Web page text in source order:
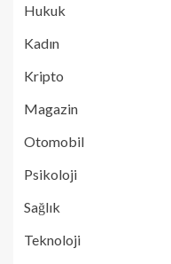
Hukuk
Kadın
Kripto
Magazin
Otomobil
Psikoloji
Sağlık
Teknoloji